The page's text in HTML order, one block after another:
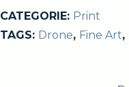
CATEGORIE: Print
TAGS: Drone, Fine Art,